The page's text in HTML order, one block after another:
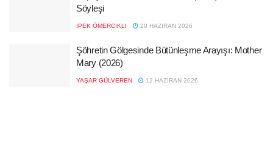
Söyleşi
İPEK ÖMERCIKLI 20 HAZIRAN 2026
Şöhretin Gölgesinde Bütünleşme Arayışı: Mother
Mary (2026)
YAŞAR GÜLVEREN 12 HAZIRAN 2026